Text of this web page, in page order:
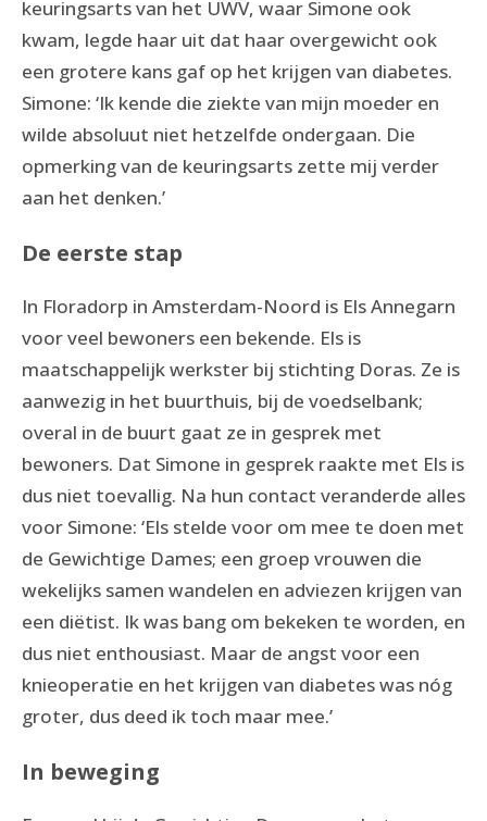
keuringsarts van het UWV, waar Simone ook
kwam, legde haar uit dat haar overgewicht ook
een grotere kans gaf op het krijgen van diabetes.
Simone: ‘Ik kende die ziekte van mijn moeder en
wilde absoluut niet hetzelfde ondergaan. Die
opmerking van de keuringsarts zette mij verder
aan het denken.’
De eerste stap
In Floradorp in Amsterdam-Noord is Els Annegarn
voor veel bewoners een bekende. Els is
maatschappelijk werkster bij stichting Doras. Ze is
aanwezig in het buurthuis, bij de voedselbank;
overal in de buurt gaat ze in gesprek met
bewoners. Dat Simone in gesprek raakte met Els is
dus niet toevallig. Na hun contact veranderde alles
voor Simone: ‘Els stelde voor om mee te doen met
de Gewichtige Dames; een groep vrouwen die
wekelijks samen wandelen en adviezen krijgen van
een diëtist. Ik was bang om bekeken te worden, en
dus niet enthousiast. Maar de angst voor een
knieoperatie en het krijgen van diabetes was nóg
groter, dus deed ik toch maar mee.’
In beweging